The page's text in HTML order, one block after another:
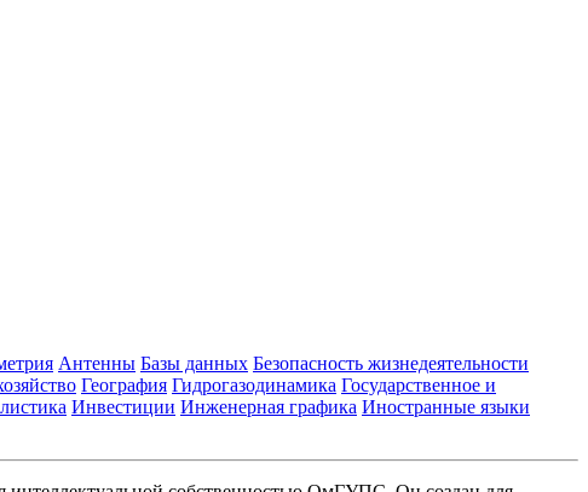
Антенны Базы данных Безопасность жизнедеятельности
География Гидрогазодинамика Государственное и
Инвестиции Инженерная графика Иностранные языки